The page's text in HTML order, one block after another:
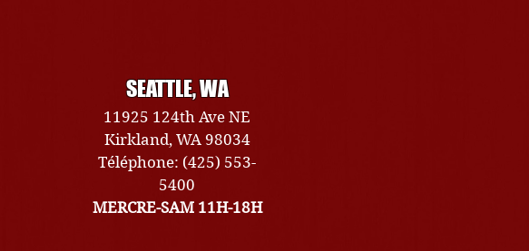
SEATTLE, WA
11925 124th Ave NE
Kirkland, WA 98034
Téléphone: (425) 553-
5400
MERCRE-SAM 11H-18H